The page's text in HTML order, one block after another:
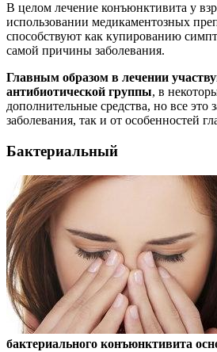
В целом лечение конъюнктивита у
использовании медикаментозных
способствуют как купированию
самой причины заболевания.
Главным образом в лечении
антибиотической группы, в
дополнительные средства, но все это
заболевания, так и от особенностей
Бактериальный
бактериального конъюнктивита